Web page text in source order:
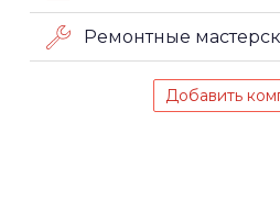
Ремонтные
Добавить